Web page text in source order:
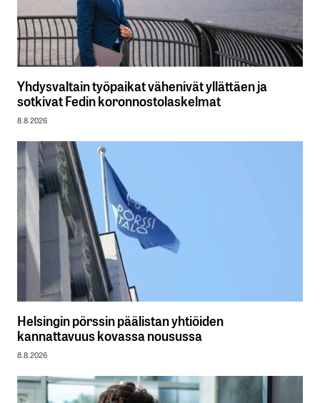
Yhdysvaltain työpaikat vähenivät yllättäen ja
sotkivat Fedin koronnostolaskelmat
8.8.2026
Helsingin pörssin päälistan yhtiöiden
kannattavuus kovassa nousussa
8.8.2026